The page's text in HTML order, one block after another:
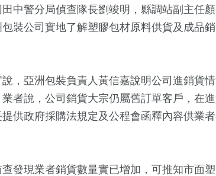
中警分局偵查隊長劉竣明，縣調站副主任
裝公司實地了解塑膠包材原料供貨及成品銷
，亞洲包裝負責人黃信嘉說明公司進銷貨
者說，公司銷貨大宗仍屬舊訂單客戶，在
供政府採購法規定及公程會函釋內容供業
發現業者銷貨數量實已增加，可推知市面